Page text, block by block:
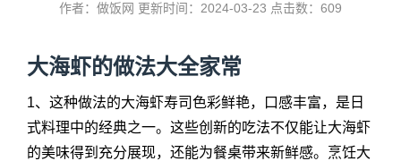
作者：做饭网 更新时间：2024-03-23 点击数：609
大海虾的做法大全家常
1、这种做法的大海虾寿司色彩鲜艳，口感丰富，是日
式料理中的经典之一。这些创新的吃法不仅能让大海虾
的美味得到充分展现，还能为餐桌带来新鲜感。烹饪大